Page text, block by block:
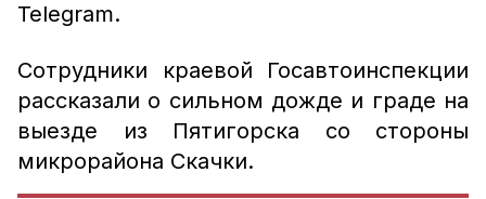
Telegram.
Сотрудники краевой Госавтоинспекции
рассказали о сильном дожде и граде на
выезде из Пятигорска со стороны
микрорайона Скачки.